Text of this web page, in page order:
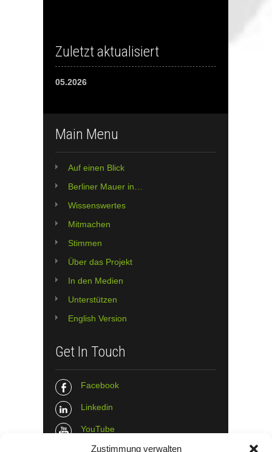
Zustimmung verwalten
Zuletzt aktualisiert
05.2026
Main Menu
Auf einen Blick
Berliner Mauer in…
Wissenswertes
Mitmachen
Stimmen
Über das Projekt
In den Medien
Unterstützen
English Version
Get In Touch
Facebook
Linkedin
YouTube